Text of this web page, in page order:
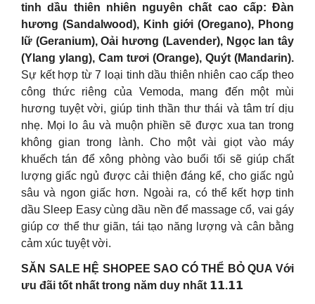
tinh dầu thiên nhiên nguyên chất cao cấp: Đàn
hương (Sandalwood), Kinh giới (Oregano), Phong
lữ (Geranium), Oải hương (Lavender), Ngọc lan tây
(Ylang ylang), Cam tươi (Orange), Quýt (Mandarin).
Sự kết hợp từ 7 loại tinh dầu thiên nhiên cao cấp theo
công thức riêng của Vemoda, mang đến một mùi
hương tuyệt vời, giúp tinh thần thư thái và tâm trí dịu
nhẹ. Mọi lo âu và muộn phiền sẽ được xua tan trong
không gian trong lành. Cho một vài giọt vào máy
khuếch tán để xông phòng vào buổi tối sẽ giúp chất
lượng giấc ngủ được cải thiện đáng kể, cho giấc ngủ
sâu và ngon giấc hơn. Ngoài ra, có thể kết hợp tinh
dầu Sleep Easy cùng dầu nền để massage cổ, vai gáy
giúp cơ thể thư giãn, tái tạo năng lượng và cân bằng
cảm xúc tuyệt vời.
SĂN SALE HỆ SHOPEE SAO CÓ THỂ BỎ QUA Với
ưu đãi tốt nhất trong năm duy nhất 𝟭𝟭.𝟭𝟭